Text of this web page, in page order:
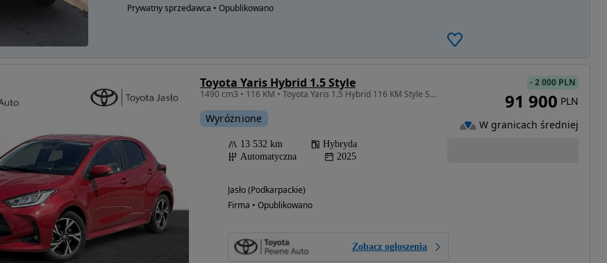
Prywatny sprzedawca • Opublikowano
Toyota Yaris Hybrid 1.5 Style
1490 cm3 • 116 KM • Toyota Yaris 1.5 Hybrid 116 KM Style Salon Polska Faktura VAT 23%
Wyróżnione
13 532 km
Hybryda
Automatyczna
2025
Jasło (Podkarpackie)
Firma • Opublikowano
Zobacz ogłoszenia
-2 000 PLN
91 900 PLN
W granicach średniej